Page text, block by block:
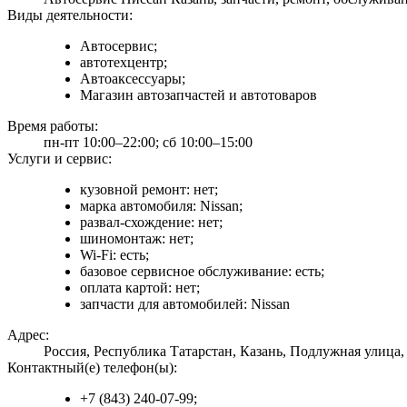
Виды деятельности:
Автосервис;
автотехцентр;
Автоаксессуары;
Магазин автозапчастей и автотоваров
Время работы:
пн-пт 10:00–22:00; сб 10:00–15:00
Услуги и сервис:
кузовной ремонт: нет;
марка автомобиля: Nissan;
развал-схождение: нет;
шиномонтаж: нет;
Wi-Fi: есть;
базовое сервисное обслуживание: есть;
оплата картой: нет;
запчасти для автомобилей: Nissan
Адрес:
Россия, Республика Татарстан, Казань, Подлужная улица,
Контактный(е) телефон(ы):
+7 (843) 240-07-99;